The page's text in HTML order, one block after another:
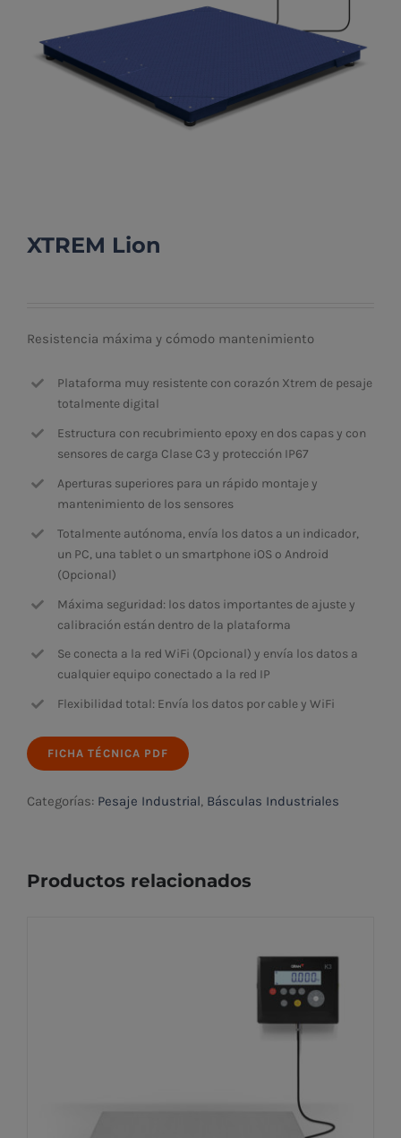
XTREM Lion
Resistencia máxima y cómodo mantenimiento
Plataforma muy resistente con corazón Xtrem de pesaje
totalmente digital
Estructura con recubrimiento epoxy en dos capas y con
sensores de carga Clase C3 y protección IP67
Aperturas superiores para un rápido montaje y
mantenimiento de los sensores
Totalmente autónoma, envía los datos a un indicador,
un PC, una tablet o un smartphone iOS o Android
(Opcional)
Máxima seguridad: los datos importantes de ajuste y
calibración están dentro de la plataforma
Se conecta a la red WiFi (Opcional) y envía los datos a
cualquier equipo conectado a la red IP
Flexibilidad total: Envía los datos por cable y WiFi
FICHA TÉCNICA PDF
Categorías: Pesaje Industrial, Básculas Industriales
Productos relacionados